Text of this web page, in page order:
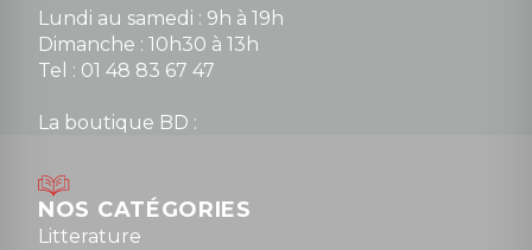
Lundi au samedi : 9h à 19h
Dimanche : 10h30 à 13h
Tel : 01 48 83 67 47
La boutique BD :
Mardi au samedi : 10h à 13h / 14h à 19h
Dimanche : 10h30 à 12h30
Tel : 01 48 89 13 88
NOS CATÉGORIES
Litterature